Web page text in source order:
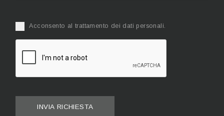
Acconsento al trattamento dei dati personali.
INVIA RICHIESTA